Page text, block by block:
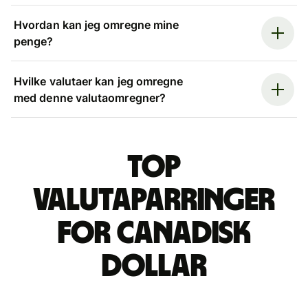
Hvordan kan jeg omregne mine
penge?
Hvilke valutaer kan jeg omregne
med denne valutaomregner?
Top
valutaparringer
for canadisk
dollar